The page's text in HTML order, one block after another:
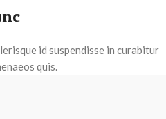
id suspendisse in curabitur
quis.